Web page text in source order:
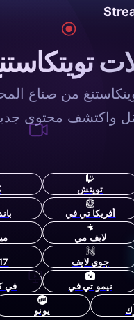
من صناع
واكتشف محتوى
تويتش
أفريكا تي في
لايف مي
جوي لايف 17
نيمو تي في في
يونو